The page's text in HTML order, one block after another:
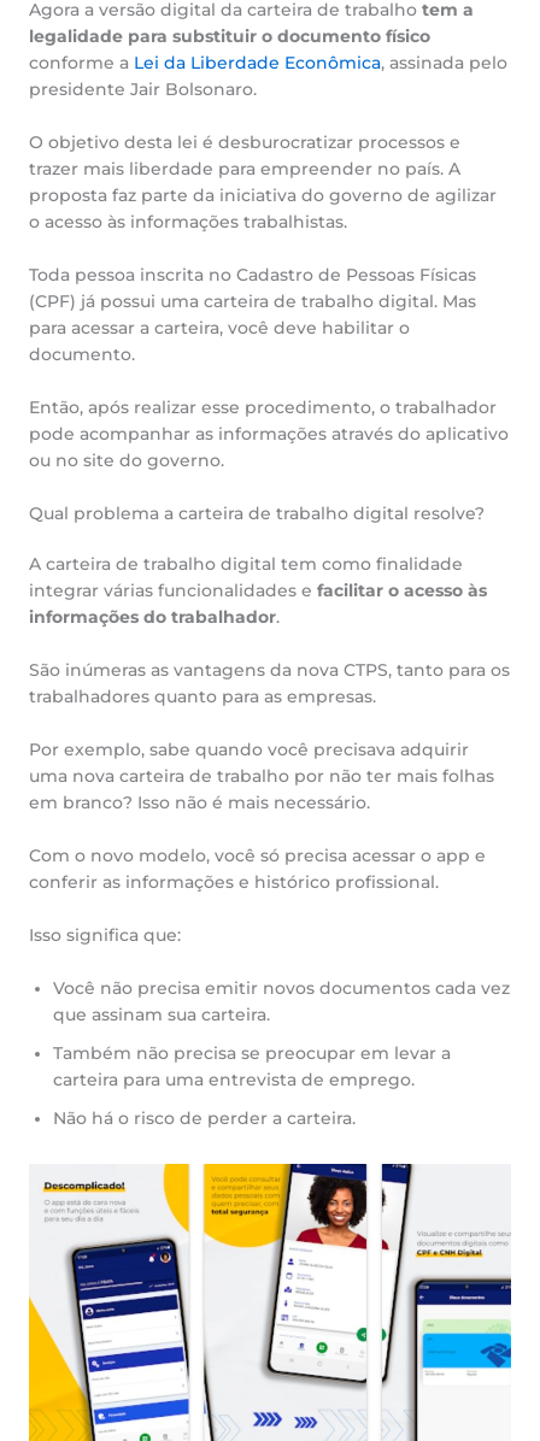
Agora a versão digital da carteira de trabalho tem a
legalidade para substituir o documento físico
conforme a Lei da Liberdade Econômica, assinada pelo
presidente Jair Bolsonaro.
O objetivo desta lei é desburocratizar processos e
trazer mais liberdade para empreender no país. A
proposta faz parte da iniciativa do governo de agilizar
o acesso às informações trabalhistas.
Toda pessoa inscrita no Cadastro de Pessoas Físicas
(CPF) já possui uma carteira de trabalho digital. Mas
para acessar a carteira, você deve habilitar o
documento.
Então, após realizar esse procedimento, o trabalhador
pode acompanhar as informações através do aplicativo
ou no site do governo.
Qual problema a carteira de trabalho digital resolve?
A carteira de trabalho digital tem como finalidade
integrar várias funcionalidades e facilitar o acesso às
informações do trabalhador.
São inúmeras as vantagens da nova CTPS, tanto para os
trabalhadores quanto para as empresas.
Por exemplo, sabe quando você precisava adquirir
uma nova carteira de trabalho por não ter mais folhas
em branco? Isso não é mais necessário.
Com o novo modelo, você só precisa acessar o app e
conferir as informações e histórico profissional.
Isso significa que:
Você não precisa emitir novos documentos cada vez
que assinam sua carteira.
Também não precisa se preocupar em levar a
carteira para uma entrevista de emprego.
Não há o risco de perder a carteira.